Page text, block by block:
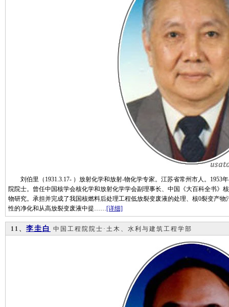
刘伯里（1931.3.17- ）放射化学和放射-物化学专家。江苏省常州市人。1953
院院士。曾任中国核学会核化学和放射化学学会副理事长、中国《大百科全书》
物研究。承担并完成了我国核燃料后处理工程低放裂变废液的处理、核0裂变产
性的净化和从高放裂变废液中提……[详细]
11、 李圭白 中国工程院院士·土木、水利与建筑工程学部